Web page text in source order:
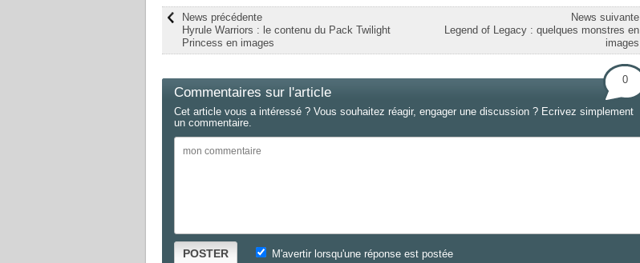
News suivante
Legend of Legacy : quelques monstres en
images
News précédente
Hyrule Warriors : le contenu du Pack Twilight
Princess en images
Commentaires sur l'article
0
Cet article vous a intéressé ? Vous souhaitez réagir, engager une discussion ? Ecrivez simplement
un commentaire.
POSTER M'avertir lorsqu'une réponse est postée